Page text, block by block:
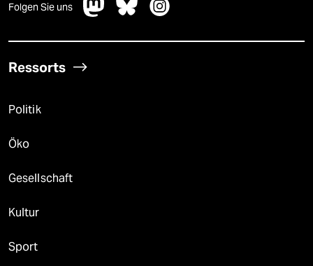
Folgen Sie uns
Ressorts
Politik
Öko
Gesellschaft
Kultur
Sport